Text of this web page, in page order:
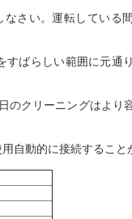
さい。運転している
ばらしい範囲に元通
のクリーニングはより
自動的に接続すること